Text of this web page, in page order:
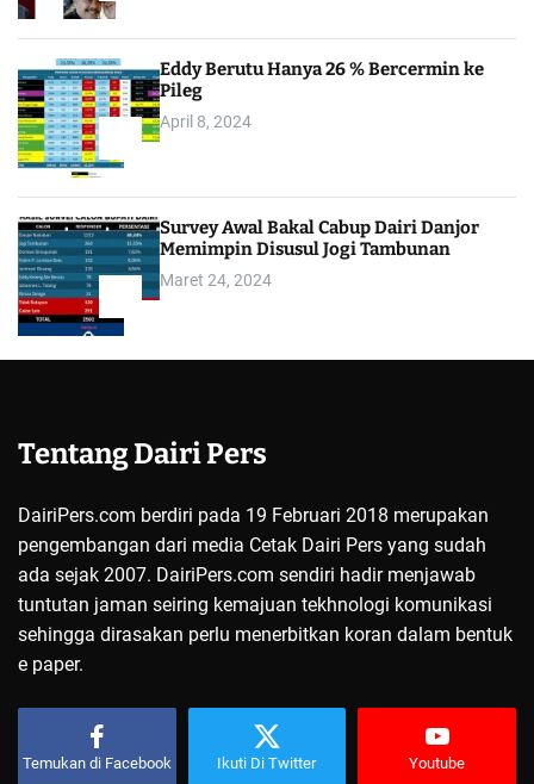
Eddy Berutu Hanya 26 % Bercermin ke
Pileg
April 8, 2024
Survey Awal Bakal Cabup Dairi Danjor
Memimpin Disusul Jogi Tambunan
Maret 24, 2024
Tentang Dairi Pers
DairiPers.com berdiri pada 19 Februari 2018 merupakan
pengembangan dari media Cetak Dairi Pers yang sudah
ada sejak 2007. DairiPers.com sendiri hadir menjawab
tuntutan jaman seiring kemajuan tekhnologi komunikasi
sehingga dirasakan perlu menerbitkan koran dalam bentuk
e paper.
Temukan di Facebook Ikuti Di Twitter Youtube